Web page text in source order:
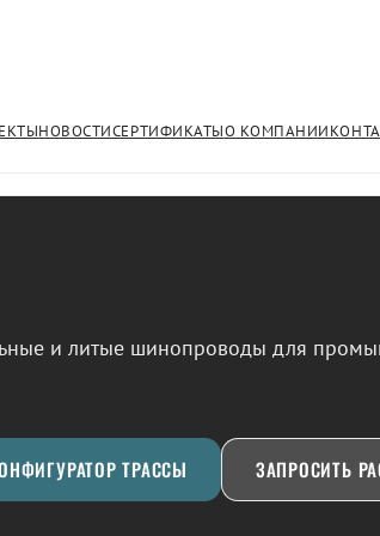
НОВОСТИСЕРТИФИКАТЫО КОМПАНИИ
и литые шинопроводы для
ТРАССЫ ЗАПРОСИТЬ